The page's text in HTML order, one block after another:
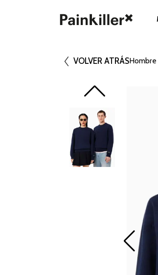
VOLVER ATRÁSHombre